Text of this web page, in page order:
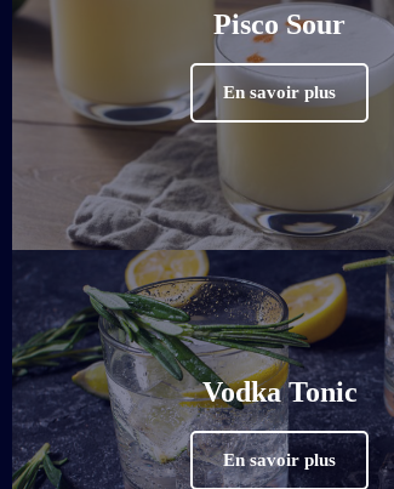
Pisco Sour
En savoir plus
Vodka Tonic
En savoir plus